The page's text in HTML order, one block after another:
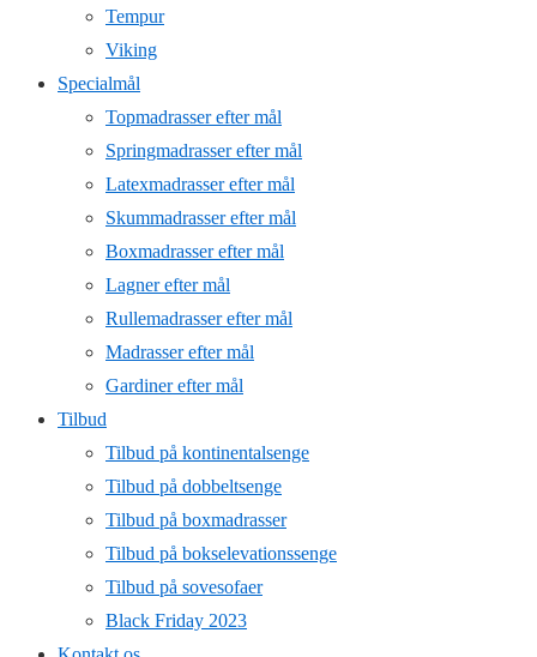
Tempur
Viking
Specialmål
Topmadrasser efter mål
Springmadrasser efter mål
Latexmadrasser efter mål
Skummadrasser efter mål
Boxmadrasser efter mål
Lagner efter mål
Rullemadrasser efter mål
Madrasser efter mål
Gardiner efter mål
Tilbud
Tilbud på kontinentalsenge
Tilbud på dobbeltsenge
Tilbud på boxmadrasser
Tilbud på bokselevationssenge
Tilbud på sovesofaer
Black Friday 2023